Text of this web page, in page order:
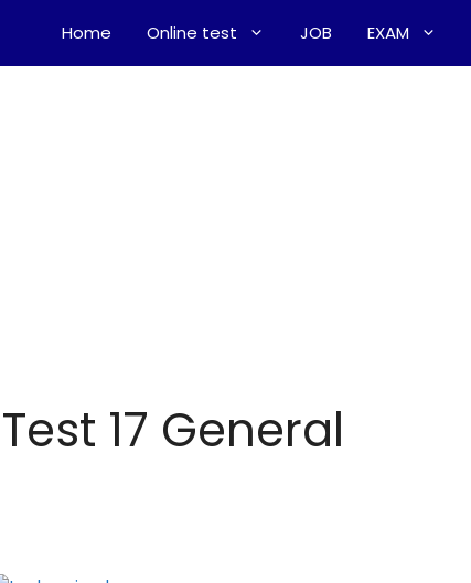
Home Online test JOB EXAM
17 General